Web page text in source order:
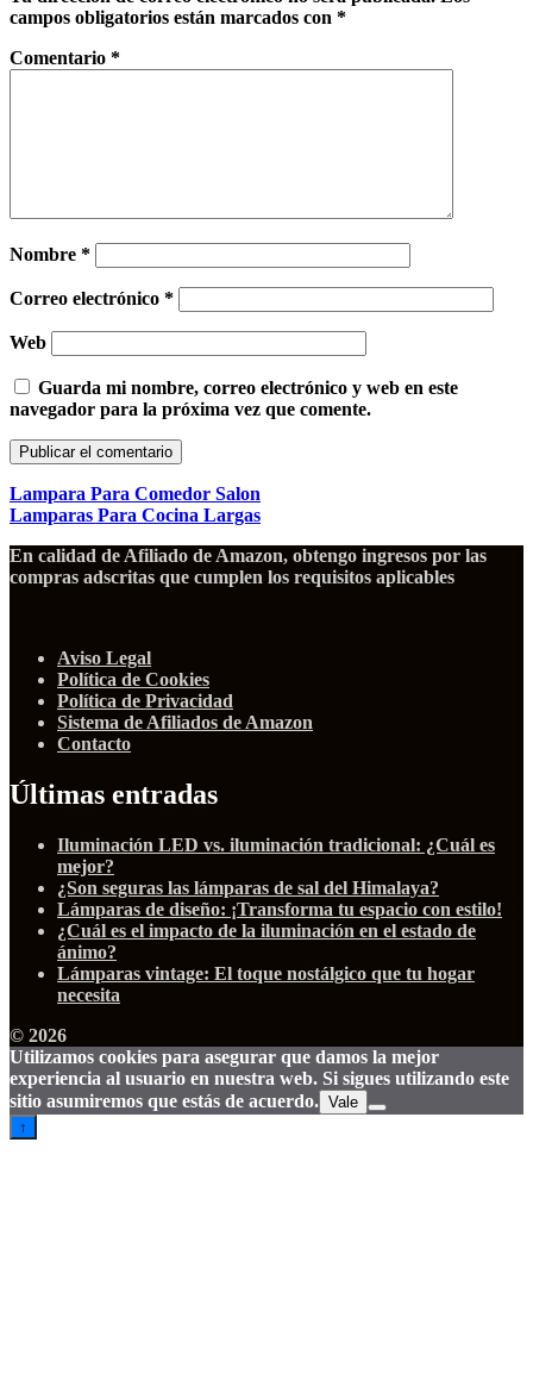
campos obligatorios están marcados con *
Comentario *
Nombre *
Correo electrónico *
Web
Guarda mi nombre, correo electrónico y web en este
navegador para la próxima vez que comente.
Lampara Para Comedor Salon
Lamparas Para Cocina Largas
En calidad de Afiliado de Amazon, obtengo ingresos por las
compras adscritas que cumplen los requisitos aplicables
Aviso Legal
Política de Cookies
Política de Privacidad
Sistema de Afiliados de Amazon
Contacto
Últimas entradas
Iluminación LED vs. iluminación tradicional: ¿Cuál es
mejor?
¿Son seguras las lámparas de sal del Himalaya?
Lámparas de diseño: ¡Transforma tu espacio con estilo!
¿Cuál es el impacto de la iluminación en el estado de
ánimo?
Lámparas vintage: El toque nostálgico que tu hogar
necesita
© 2026
Utilizamos cookies para asegurar que damos la mejor
experiencia al usuario en nuestra web. Si sigues utilizando este
sitio asumiremos que estás de acuerdo. Vale
↑